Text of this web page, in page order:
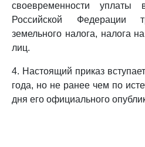
своевременности уплаты
Российской Федерации
земельного налога, налога
лиц.
4. Настоящий приказ
года, но не ранее чем по
дня его официального